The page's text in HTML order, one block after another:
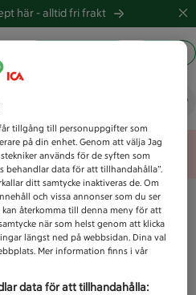
här -alltid fri frakt
idag?
error
tillgång till personuppgifter som
på din enhet. Genom att välja Jag
används för de syften som
behandlar data för att tillhandahålla”.
ditt samtycke inaktiveras de. Om
och vissa annonser som du ser
återkomma till denna meny för att
när som helst genom att klicka
längst ned på webbsidan. Dina val
Mer information finns i vår
data för att tillhandahålla: